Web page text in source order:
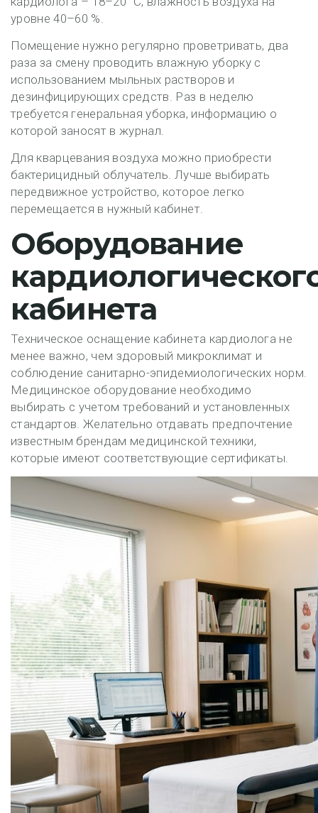
уровне 40–60 %.
Помещение нужно регулярно проветривать, два
раза за смену проводить влажную уборку с
использованием мыльных растворов и
дезинфицирующих средств. Раз в неделю
требуется генеральная уборка, информацию о
которой заносят в журнал.
Для кварцевания воздуха можно приобрести
бактерицидный облучатель. Лучше выбирать
передвижное устройство, которое легко
перемещается в нужный кабинет.
Оборудование
кабинета
Техническое оснащение кабинета кардиолога не
менее важно, чем здоровый микроклимат и
соблюдение санитарно-эпидемиологических норм.
Медицинское оборудование необходимо
выбирать с учетом требований и установленных
стандартов. Желательно отдавать предпочтение
известным брендам медицинской техники,
которые имеют соответствующие сертификаты.